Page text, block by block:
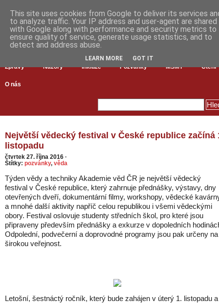
Zprávy Názory Inkluze Pozvánky MŠMT Čtení
O nás
Největší vědecký festival v České republice začíná
listopadu
čtvrtek 27. října 2016 ·
Štítky: pozvánky, věda
Týden vědy a techniky Akademie věd ČR je největší vědecký
festival v České republice, který zahrnuje přednášky, výstavy, dny
otevřených dveří, dokumentární filmy, workshopy, vědecké
a mnohé další aktivity napříč celou republikou i všemi vědeckými
obory. Festival oslovuje studenty středních škol, pro které jsou
připraveny především přednášky a exkurze v dopoledních
Odpolední, podvečerní a doprovodné programy jsou pak určeny na
širokou veřejnost.
Letošní, šestnáctý ročník, který bude zahájen v úterý 1. listopadu a
This site uses cookies from Google to deliver its services
to analyze traffic. Your IP address and user-agent are shared
with Google along with performance and security metrics to
ensure quality of service, generate usage statistics, and to
detect and address abuse.
LEARN MORE GOT IT